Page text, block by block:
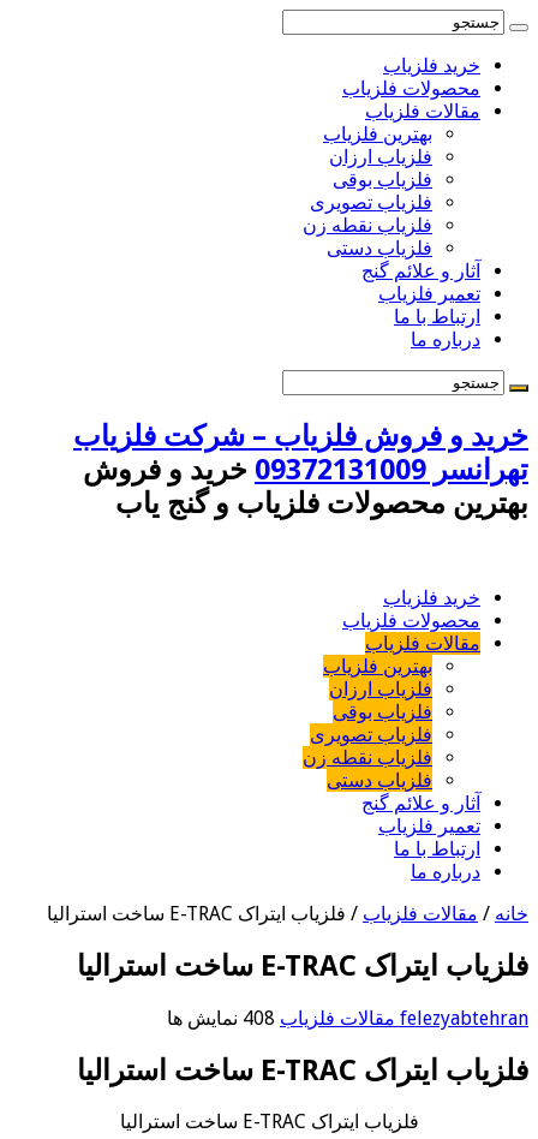
خرید فلزیاب
محصولات فلزیاب
مقالات فلزیاب
بهترین فلزیاب
فلزیاب ارزان
فلزیاب بوقی
فلزیاب تصویری
فلزیاب نقطه زن
فلزیاب دستی
آثار و علائم گنج
تعمیر فلزیاب
ارتباط با ما
درباره ما
خرید و فروش فلزیاب – شرکت فلزیاب
تهرانسر 09372131009
خرید و فروش
بهترین محصولات فلزیاب و گنج یاب
خرید فلزیاب
محصولات فلزیاب
مقالات فلزیاب
بهترین فلزیاب
فلزیاب ارزان
فلزیاب بوقی
فلزیاب تصویری
فلزیاب نقطه زن
فلزیاب دستی
آثار و علائم گنج
تعمیر فلزیاب
ارتباط با ما
درباره ما
خانه / مقالات فلزیاب / فلزیاب ایتراک E-TRAC ساخت استرالیا
فلزیاب ایتراک E-TRAC ساخت استرالیا
felezyabtehran مقالات فلزیاب 408 نمایش ها
فلزیاب ایتراک E-TRAC ساخت استرالیا
فلزیاب ایتراک E-TRAC ساخت استرالیا